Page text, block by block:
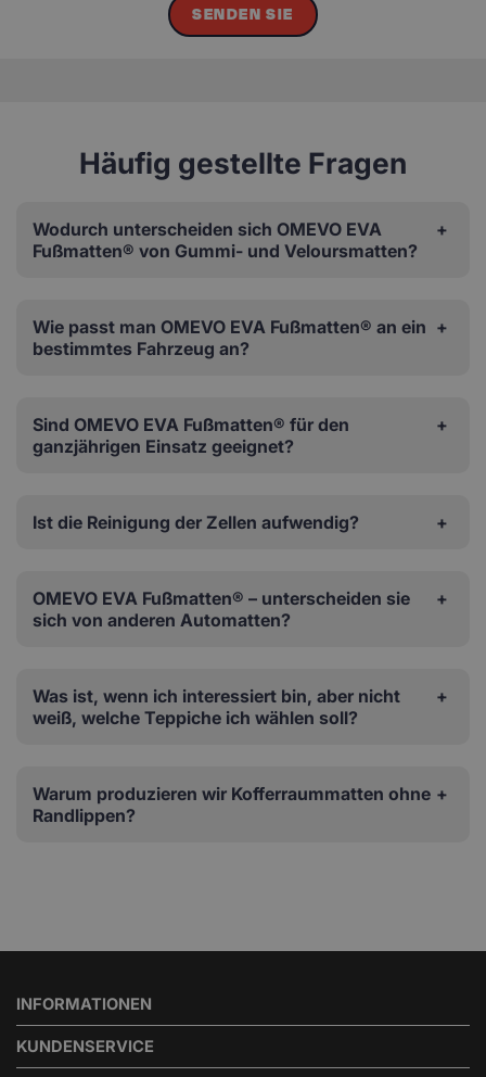
SENDEN SIE
Häufig gestellte Fragen
Wodurch unterscheiden sich OMEVO EVA
Fußmatten® von Gummi- und Veloursmatten?
Wie passt man OMEVO EVA Fußmatten® an ein
bestimmtes Fahrzeug an?
Sind OMEVO EVA Fußmatten® für den
ganzjährigen Einsatz geeignet?
Ist die Reinigung der Zellen aufwendig?
OMEVO EVA Fußmatten® – unterscheiden sie
sich von anderen Automatten?
Was ist, wenn ich interessiert bin, aber nicht
weiß, welche Teppiche ich wählen soll?
Warum produzieren wir Kofferraummatten ohne
Randlippen?
INFORMATIONEN
KUNDENSERVICE